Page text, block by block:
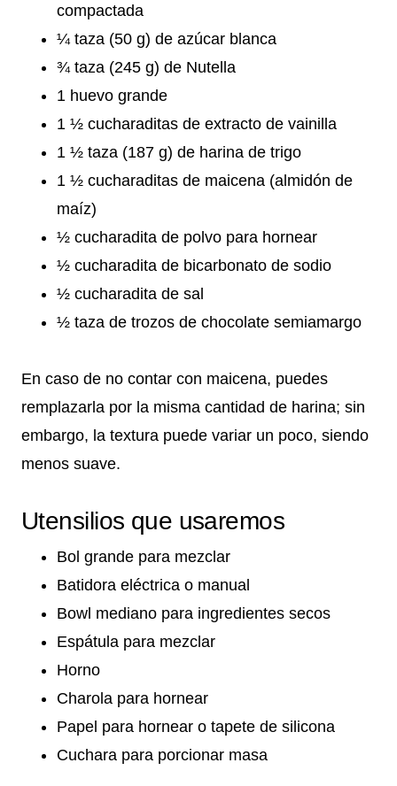
compactada
¼ taza (50 g) de azúcar blanca
¾ taza (245 g) de Nutella
1 huevo grande
1 ½ cucharaditas de extracto de vainilla
1 ½ taza (187 g) de harina de trigo
1 ½ cucharaditas de maicena (almidón de
maíz)
½ cucharadita de polvo para hornear
½ cucharadita de bicarbonato de sodio
½ cucharadita de sal
½ taza de trozos de chocolate semiamargo
En caso de no contar con maicena, puedes
remplazarla por la misma cantidad de harina; sin
embargo, la textura puede variar un poco, siendo
menos suave.
Utensilios que usaremos
Bol grande para mezclar
Batidora eléctrica o manual
Bowl mediano para ingredientes secos
Espátula para mezclar
Horno
Charola para hornear
Papel para hornear o tapete de silicona
Cuchara para porcionar masa